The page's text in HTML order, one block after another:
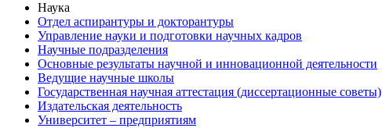
Наука
Отдел аспирантуры и докторантуры
Управление науки и подготовки научных кадров
Научные подразделения
Основные результаты научной и инновационной деятельности
Ведущие научные школы
Государственная научная аттестация (диссертационные советы)
Издательская деятельность
Университет – предприятиям